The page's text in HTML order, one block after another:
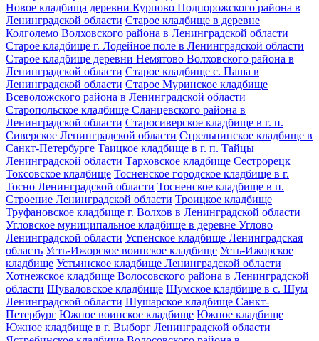
Новое кладбища деревни Курпово Подпорожского района в
Ленинградской области Старое кладбище в деревне
Колголемо Волховского района в Ленинградской области
Старое кладбище г. Лодейное поле в Ленинградской области
Старое кладбище деревни Немятово Волховского района в
Ленинградской области Старое кладбище с. Паша в
Ленинградской области Старое Муринское кладбище
Всеволожского района в Ленинградской области
Старопольское кладбище Сланцевского района в
Ленинградской области Старосиверское кладбище в г. п.
Сиверское Ленинградской области Стрельнинское кладбище в
Санкт-Петербурге Таицкое кладбище в г. п. Тайцы
Ленинградской области Тарховское кладбище Сестрорецк
Токсовское кладбище Тосненское городское кладбище в г.
Тосно Ленинградской области Тосненское кладбище в п.
Строение Ленинградской области Троицкое кладбище
Труфановское кладбище г. Волхов в Ленинградской области
Угловское муниципальное кладбище в деревне Углово
Ленинградской области Успенское кладбище Ленинградская
область Усть-Ижорское воинское кладбище Усть-Ижорское
кладбище Устьинское кладбище Ленинградской области
Хотнежское кладбище Волосовского района в Ленинградской
области Шуваловское кладбище Шумское кладбище в с. Шум
Ленинградской области Шушарское кладбище Санкт-
Петербург Южное воинское кладбище Южное кладбище
Южное кладбище в г. Выборг Ленинградской области